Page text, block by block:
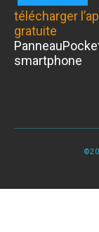
télécharger
gratuite
smartphone